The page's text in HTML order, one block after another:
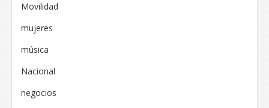
Movilidad
mujeres
música
Nacional
negocios